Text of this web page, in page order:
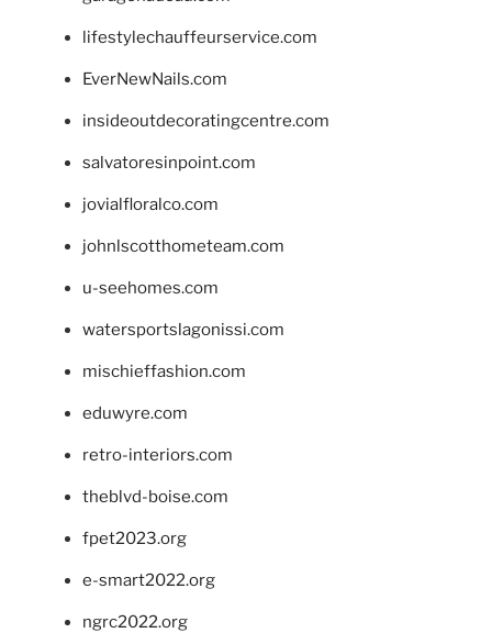
lifestylechauffeurservice.com
EverNewNails.com
insideoutdecoratingcentre.com
salvatoresinpoint.com
jovialfloralco.com
johnlscotthometeam.com
u-seehomes.com
watersportslagonissi.com
mischieffashion.com
eduwyre.com
retro-interiors.com
theblvd-boise.com
fpet2023.org
e-smart2022.org
ngrc2022.org